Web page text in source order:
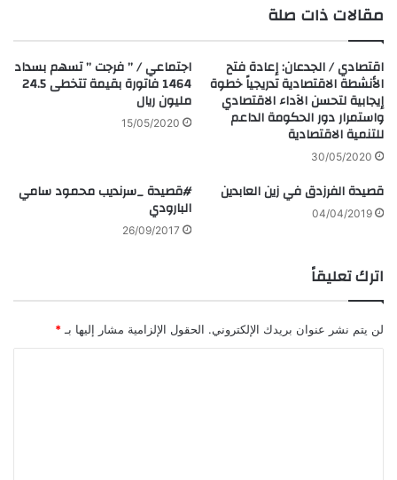
مقالات ذات صلة
اقتصادي / الجدعان: إعادة فتح
الأنشطة الاقتصادية تدريجياً خطوة
إيجابية لتحسن الآداء الاقتصادي
واستمرار دور الحكومة الداعم
للتنمية الاقتصادية
30/05/2020
اجتماعي / ” فرجت ” تسهم بسداد
1464 فاتورة بقيمة تتخطى 24.5
مليون ريال
15/05/2020
قصيدة الفرزدق في زين العابدين
04/04/2019
#قصيدة _سرنديب محمود سامي
البارودي
26/09/2017
اترك تعليقاً
لن يتم نشر عنوان بريدك الإلكتروني. الحقول الإلزامية مشار إليها بـ *